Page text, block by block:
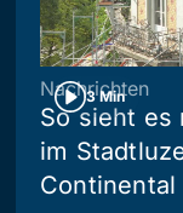
3 Min
Nachrichten
So sieht es
im
Continental